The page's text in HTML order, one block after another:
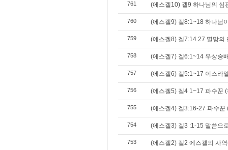
761 (에스겔10) 겔9 하나님의 심
760 (에스겔9) 겔8:1~18 하나님
759 (에스겔8) 겔7:14 27 멸망의
758 (에스겔7) 겔6:1~14 우상숭
757 (에스겔6) 겔5:1~17 이스라
756 (에스겔5) 겔4 1~17 파수꾼
755 (에스겔4) 겔3:16-27 파수꾼
754 (에스겔3) 겔3 :1-15 말씀으
753 (에스겔2) 겔2 에스겔의 사